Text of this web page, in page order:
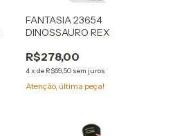
FANTASIA 23654
DINOSSAURO REX
R$278,00
4x de R$69,50 sem juros
Atenção, última peça!